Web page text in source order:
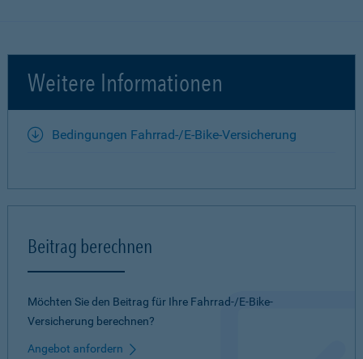
Weitere Informationen
Bedingungen Fahrrad-/E-Bike-Versicherung
Beitrag berechnen
Möchten Sie den Beitrag für Ihre Fahrrad-/E-Bike-
Versicherung berechnen?
Angebot anfordern